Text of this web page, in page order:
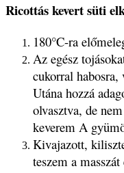
Ricottás kevert süti
180°C-ra
Az egész
cukorral habosra,
Utána hozzá
olvasztva, de
keverem A
Kivajazott,
teszem a